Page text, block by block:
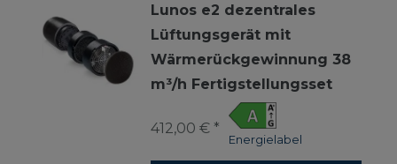
Lunos e2 dezentrales
Lüftungsgerät mit
Wärmerückgewinnung 38
m³/h Fertigstellungsset
Energielabel
412,00 € *